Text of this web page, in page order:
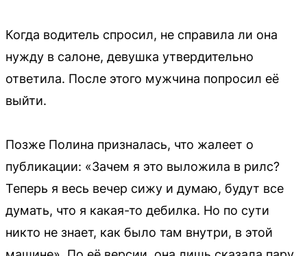
Когда водитель спросил, не справила ли она
нужду в салоне, девушка утвердительно
ответила. После этого мужчина попросил её
выйти.
Позже Полина призналась, что жалеет о
публикации: «Зачем я это выложила в рилс?
Теперь я весь вечер сижу и думаю, будут все
думать, что я какая-то дебилка. Но по сути
никто не знает, как было там внутри, в этой